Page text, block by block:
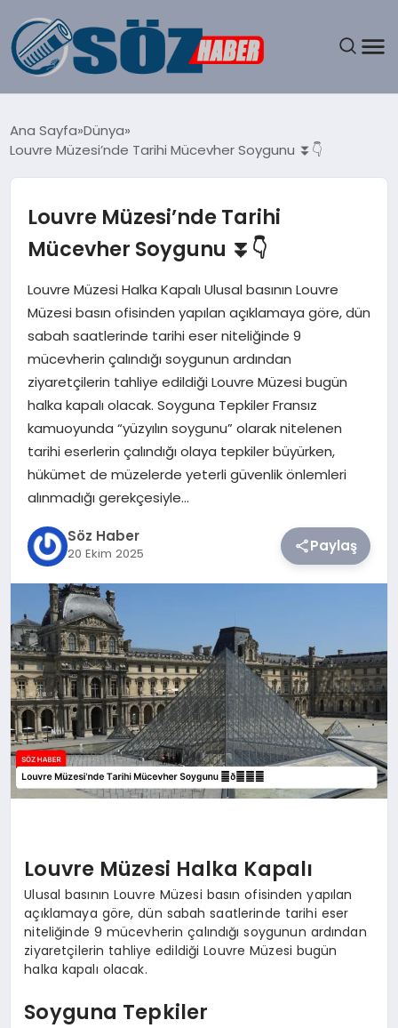
MAGAZIN
EKONOMI
DÜNYA
TEKNOLOJI
YAŞAM
Ana Sayfa Dünya
Louvre Müzesi’nde Tarihi Mücevher Soygunu ⏬👇
Louvre Müzesi’nde Tarihi
Mücevher Soygunu ⏬👇
Louvre Müzesi Halka Kapalı Ulusal basının Louvre
Müzesi basın ofisinden yapılan açıklamaya göre, dün
sabah saatlerinde tarihi eser niteliğinde 9
mücevherin çalındığı soygunun ardından
ziyaretçilerin tahliye edildiği Louvre Müzesi bugün
halka kapalı olacak. Soyguna Tepkiler Fransız
kamuoyunda “yüzyılın soygunu” olarak nitelenen
tarihi eserlerin çalındığı olaya tepkiler büyürken,
hükümet de müzelerde yeterli güvenlik önlemleri
alınmadığı gerekçesiyle…
Söz Haber
20 Ekim 2025 Paylaş
Louvre Müzesi Halka Kapalı
Ulusal basının Louvre Müzesi basın ofisinden yapılan
açıklamaya göre, dün sabah saatlerinde tarihi eser
niteliğinde 9 mücevherin çalındığı soygunun ardından
ziyaretçilerin tahliye edildiği Louvre Müzesi bugün
halka kapalı olacak.
Soyguna Tepkiler